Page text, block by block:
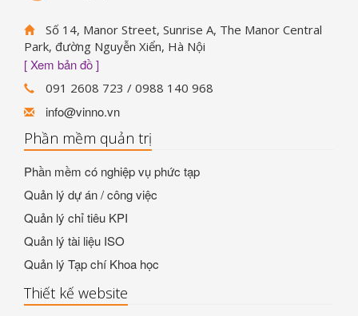
Số 14, Manor Street, Sunrise A, The Manor Central
Park, đường Nguyễn Xiển, Hà Nội
[ Xem bản đồ ]
091 2608 723 / 0988 140 968
info@vinno.vn
Phần mềm quản trị
Phần mềm có nghiệp vụ phức tạp
Quản lý dự án / công việc
Quản lý chỉ tiêu KPI
Quản lý tài liệu ISO
Quản lý Tạp chí Khoa học
Thiết kế website